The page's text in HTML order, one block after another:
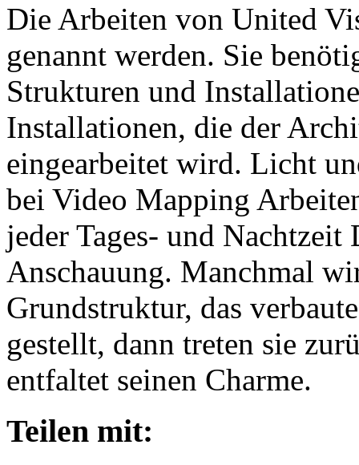
Die Arbeiten von United
genannt werden. Sie
Strukturen und
Installationen, die der
eingearbeitet wird. Licht
bei Video Mapping
jeder Tages- und
Anschauung. Manchmal
Grundstruktur, das
gestellt, dann treten sie
entfaltet seinen Charme.
Teilen mit: